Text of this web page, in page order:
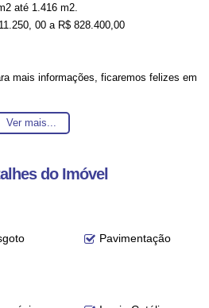
até 1.416 m2.
00 a R$ 828.400,00
mais informações, ficaremos felizes em
imóveis estão sujeitos a alteração sem
Ver mais...
do Imóvel
Pavimentação